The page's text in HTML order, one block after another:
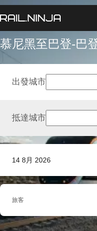
慕尼黑至巴登-巴
14 8月 2026
出發城市
抵達城市
旅客